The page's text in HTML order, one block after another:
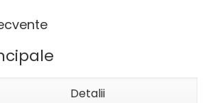
Detalii